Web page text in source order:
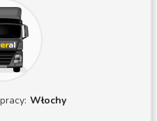
Włochy